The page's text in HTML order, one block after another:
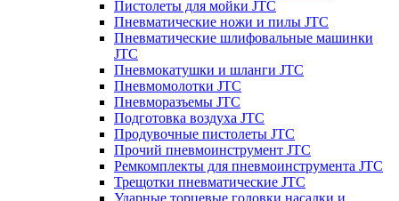
Пистолеты для мойки JTC
Пневматические ножи и пилы JTC
Пневматические шлифовальные машинки
JTC
Пневмокатушки и шланги JTC
Пневмомолотки JTC
Пневморазъемы JTC
Подготовка воздуха JTC
Продувочные пистолеты JTC
Прочий пневмоинструмент JTC
Ремкомплекты для пневмоинструмента JTC
Трещотки пневматические JTC
Ударные торцевые головки насадки и